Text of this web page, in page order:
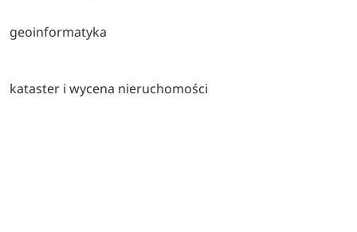
geoinformatyka
kataster i wycena nieruchomości